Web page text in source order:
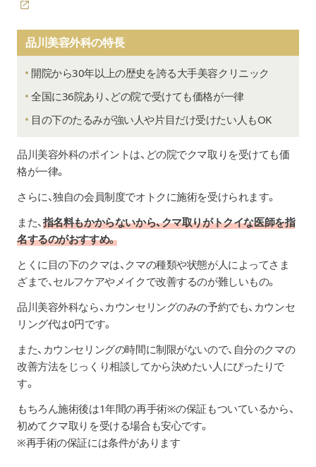
品川美容外科の特長
開院から30年以上の歴史を誇る大手美容クリニック
全国に36院あり、どの院で受けても価格が一律
目の下のたるみが強い人や片目だけ受けたい人もOK
品川美容外科のポイントは、どの院でクマ取りを受けても価
格が一律。
さらに、独自の会員制度でオトクに施術を受けられます。
また、指名料もかからないから、クマ取りがトクイな医師を指
名するのがおすすめ。
とくに目の下のクマは、クマの種類や状態が人によってさま
ざまで、セルフケアやメイクで改善するのが難しいもの。
品川美容外科なら、カウンセリングのみの予約でも、カウンセ
リング代は0円です。
また、カウンセリングの時間に制限がないので、自分のクマの
改善方法をじっくり相談してから決めたい人にぴったりで
す。
もちろん施術後は1年間の再手術※の保証もついているから、
初めてクマ取りを受ける場合も安心です。
※再手術の保証には条件があります